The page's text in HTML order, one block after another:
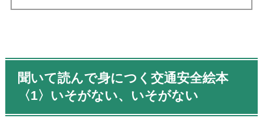
聞いて読んで身につく交通安全絵本
〈1〉いそがない、いそがない